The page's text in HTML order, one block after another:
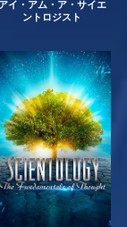
アイ・アム・ア・サイエ
ントロジスト